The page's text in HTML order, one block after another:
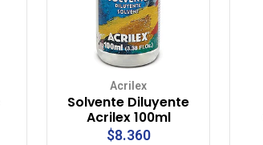
Acrilex
Solvente Diluyente
Acrilex 100ml
$8.360